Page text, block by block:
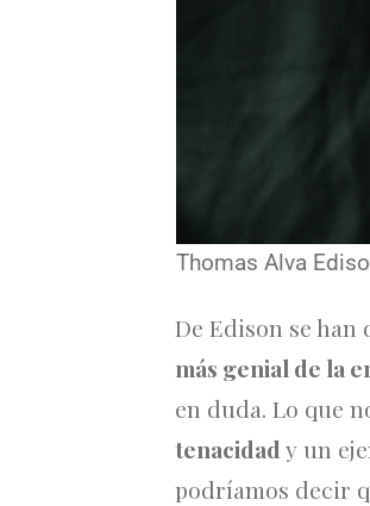
Thomas Alva
De Edison se han
más genial de la
en duda. Lo que
tenacidady un
podríamos decir